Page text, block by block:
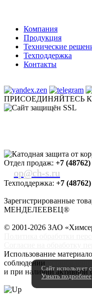
Компания
Продукция
Технические
Техподдержка
Контакты
ПРИСОЕДИНЯЙТЕСЬ
Отдел продаж: +7
op@ch-s.ru
Техподдержка: +7
Зарегистрированные
МЕНДЕЛЕЕВЕЦ®
© 2001-2026 ЗАО «
Использование
соблюдении
и при наличии активной
Сайт использует
Узнать подробнее